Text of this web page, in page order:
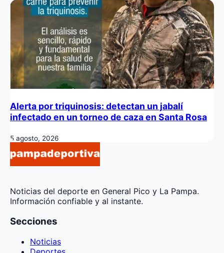
Alerta por triquinosis: detectan un jabalí
infectado en un torneo de caza en Santa Rosa
5 agosto, 2026
Noticias del deporte en General Pico y La Pampa.
Información confiable y al instante.
Secciones
Noticias